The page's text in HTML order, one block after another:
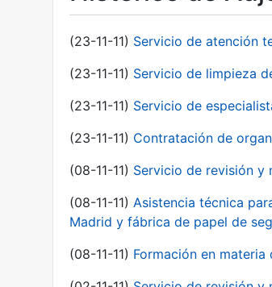
(23-11-11) Servicio de atención
(23-11-11) Servicio de limpieza
(23-11-11) Servicio de
(23-11-11) Contratación de
(08-11-11) Servicio de revisión y
(08-11-11) Asistencia técnica
Madrid y fábrica de papel de
(08-11-11) Formación en